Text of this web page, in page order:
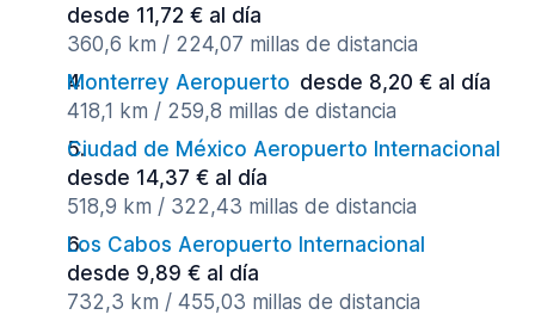
desde 11,72 € al día
360,6 km / 224,07 millas de distancia
Monterrey Aeropuerto desde 8,20 € al día
418,1 km / 259,8 millas de distancia
Ciudad de México Aeropuerto Internacional
desde 14,37 € al día
518,9 km / 322,43 millas de distancia
Los Cabos Aeropuerto Internacional
desde 9,89 € al día
732,3 km / 455,03 millas de distancia